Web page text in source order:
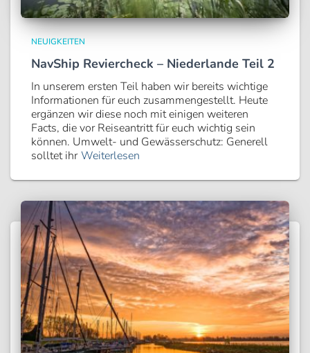
NEUIGKEITEN
NavShip Reviercheck – Niederlande Teil 2
In unserem ersten Teil haben wir bereits wichtige
Informationen für euch zusammengestellt. Heute
ergänzen wir diese noch mit einigen weiteren
Facts, die vor Reiseantritt für euch wichtig sein
können. Umwelt- und Gewässerschutz: Generell
solltet ihr Weiterlesen